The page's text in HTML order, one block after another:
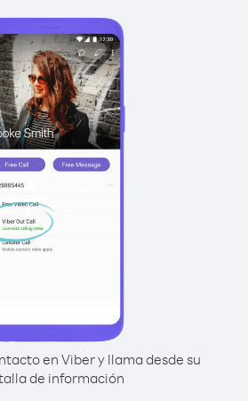
en Viber y llama desde su
de información